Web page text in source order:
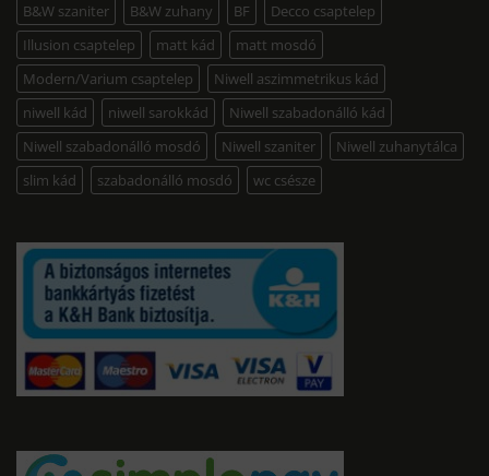
B&W szaniter
B&W zuhany BF
Decco csaptelep
Illusion csaptelep
matt kád
matt mosdó
Modern/Varium csaptelep
Niwell aszimmetrikus kád
niwell kád
niwell sarokkád
Niwell szabadonálló kád
Niwell szabadonálló mosdó
Niwell szaniter
Niwell zuhanytálca
slim kád
szabadonálló mosdó wc csésze